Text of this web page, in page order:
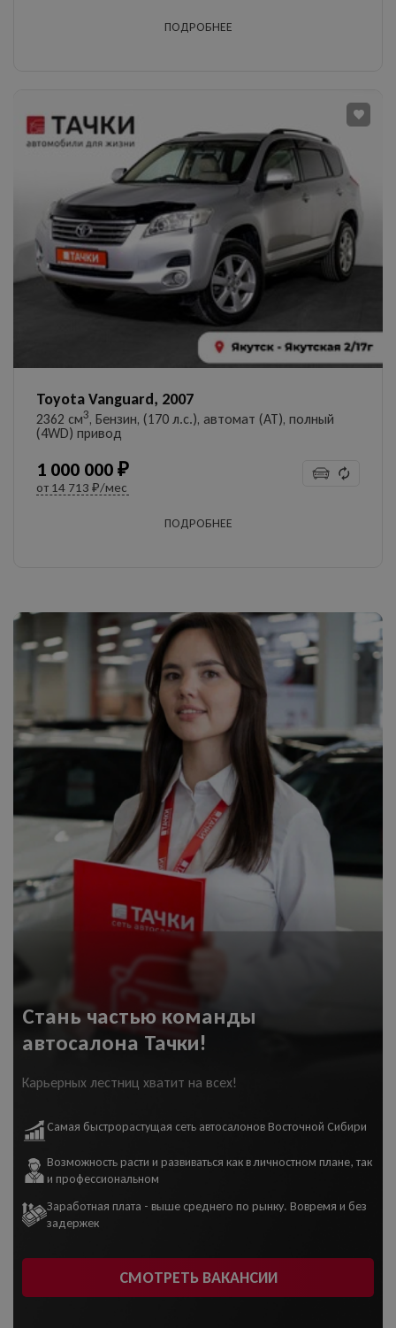
ПОДРОБНЕЕ
Toyota Vanguard, 2007
2362 см3, Бензин, (170 л.с.), автомат (AT), полный
(4WD) привод
1 000 000 ₽
от 14 713 ₽/мес
ПОДРОБНЕЕ
Стань частью команды
автосалона Тачки!
Карьерных лестниц хватит на всех!
Самая быстрорастущая сеть автосалонов Восточной Сибири
Возможность расти и развиваться как в личностном плане, так
и профессиональном
Заработная плата - выше среднего по рынку. Вовремя и без
задержек
СМОТРЕТЬ ВАКАНСИИ